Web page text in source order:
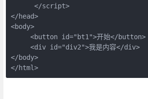
      </script>
</head>
<body>
     <button id="bt1">开始</button>
     <div id="div2">我是内容</div>
</body>
</html>